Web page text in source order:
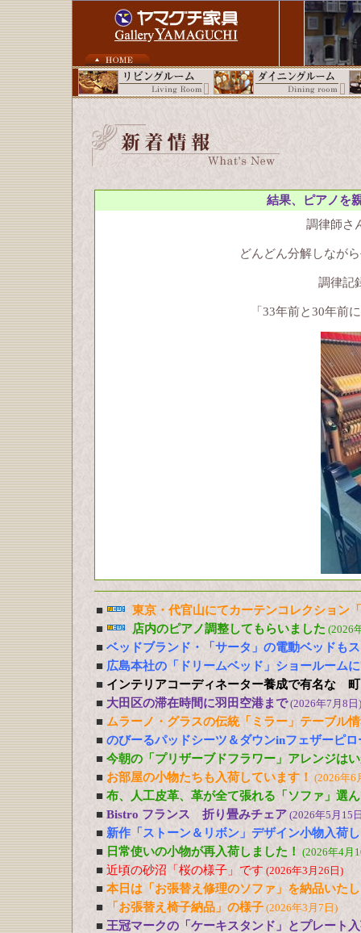
結果、ピアノを
調律師さ
どんどん分解しなが
調律記
「33年前と30年前
■
東京・代官山にてカーテンコレクション
■
店内のピアノ調整してもらいました (2026
■ ベッドブランド・「サータ」の電動ベッドも
■ 広島本社の「ドリームベッド」ショールーム
■ インテリアコーディネーター養成で有名な
■ 大田区の滞在時間に羽田空港まで(2026年7月8日)
■ ムラーノ・グラスの伝統「ミラー」テーブル
■ のびーるパッドシーツ＆ダウンinフェザーピ
■ 今朝の「プリザーブドフラワー」アレンジは
■ お部屋の小物たちも入荷しています！ (2026年6
■ 布、人工皮革、革が全て張れる「ソファ」選
■ Bistro フランス 折り畳みチェア (2026年5月15
■ 新作「ストーン＆リボン」デザイン小物入荷
■ 日常使いの小物が再入荷しました！ (2026年4月
■ 近頃の砂沼「桜の様子」です (2026年3月26日)
■ 本日は「お張替え修理のソファ」を納品いた
■
「お張替え椅子納品」の様子 (2026年3月7日)
■ 王冠マークの「ケーキスタンド」とプレート